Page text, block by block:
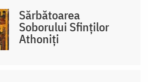
Sărbătoarea
Soborului Sfinților
Athoniți